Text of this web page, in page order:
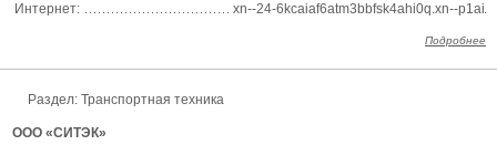
Интернет:
xn--24-6kcaiaf6atm3bbfsk4ahi0q.xn--p1ai
Подробнее
Раздел: Транспортная техника
ООО «СИТЭК»